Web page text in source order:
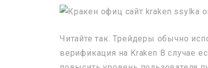
Читайте так. Трейдеры обычно
верификация на Kraken В случае